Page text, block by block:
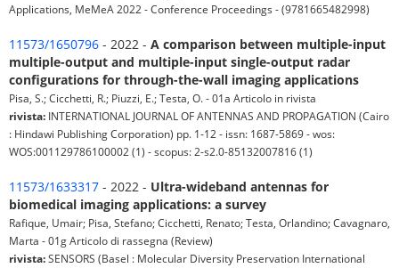
Applications, MeMeA 2022 - Conference Proceedings - (9781665482998)
11573/1650796 - 2022 - A comparison between multiple-input
multiple-output and multiple-input single-output radar
configurations for through-the-wall imaging applications
Pisa, S.; Cicchetti, R.; Piuzzi, E.; Testa, O. - 01a Articolo in rivista
rivista: INTERNATIONAL JOURNAL OF ANTENNAS AND PROPAGATION (Cairo
: Hindawi Publishing Corporation) pp. 1-12 - issn: 1687-5869 - wos:
WOS:001129786100002 (1) - scopus: 2-s2.0-85132007816 (1)
11573/1633317 - 2022 - Ultra-wideband antennas for
biomedical imaging applications: a survey
Rafique, Umair; Pisa, Stefano; Cicchetti, Renato; Testa, Orlandino; Cavagnaro,
Marta - 01g Articolo di rassegna (Review)
rivista:SENSORS (Basel : Molecular Diversity Preservation International